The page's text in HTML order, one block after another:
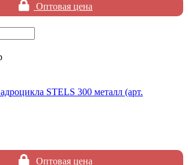
Оптовая цена
STELS 300 металл (арт.
Оптовая цена